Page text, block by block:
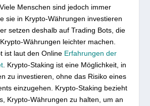
Menschen sind jedoch immer
sie in Krypto-Währungen investieren
setzen deshalb auf Trading Bots, die
Währungen leichter machen.
ist laut den Online Erfahrungen der
. Krypto-Staking ist eine Möglichkeit, in
zu investieren, ohne das Risiko eines
einzugehen. Krypto-Staking bezieht
Krypto-Währungen zu halten, um an